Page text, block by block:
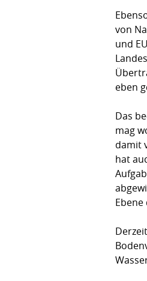
von
und
eben
Das
mag
damit
hat